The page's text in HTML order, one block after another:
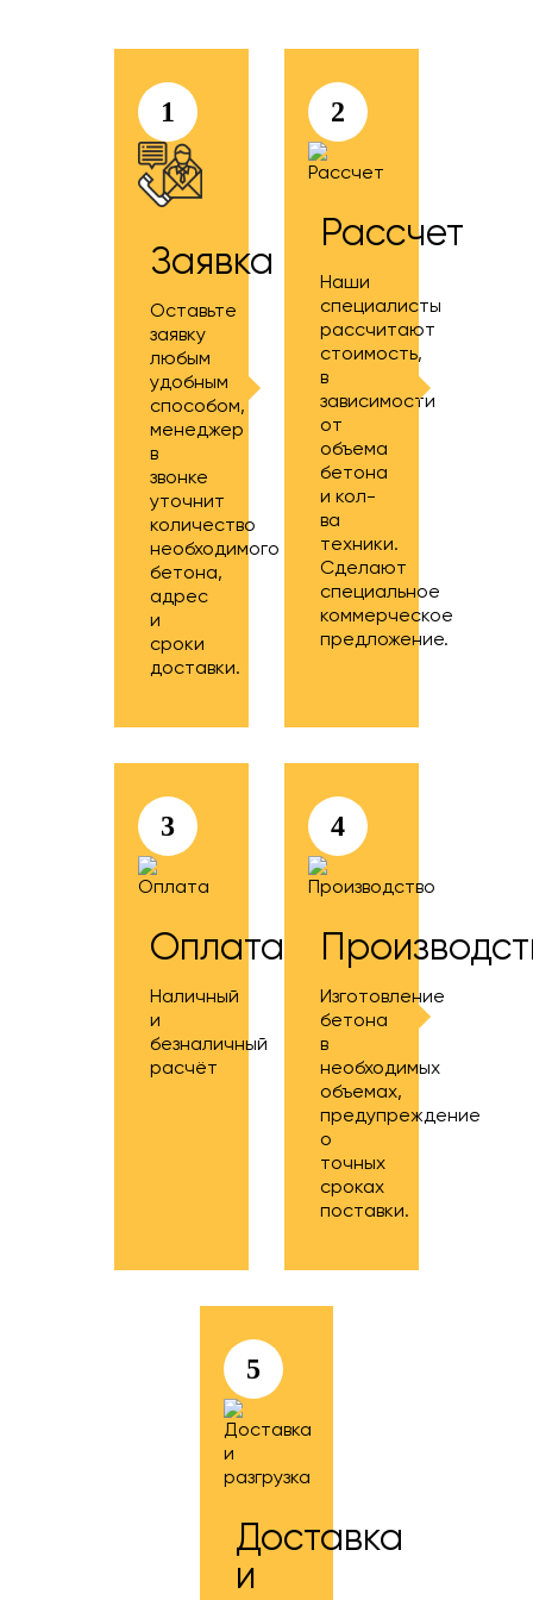
1
Заявка
Оставьте
заявку
любым
удобным
способом,
менеджер
в
звонке
уточнит
количество
необходимого
бетона,
адрес
и
сроки
доставки.
2
Рассчет
Наши
специалисты
рассчитают
стоимость,
в
зависимости
от
объема
бетона
и кол-
ва
техники.
Сделают
специальное
коммерческое
предложение.
3
Оплата
Наличный
и
безналичный
расчёт
4
Изготовление
бетона
в
необходимых
объемах,
предупреждение
о
точных
сроках
поставки.
5
Доставка
и